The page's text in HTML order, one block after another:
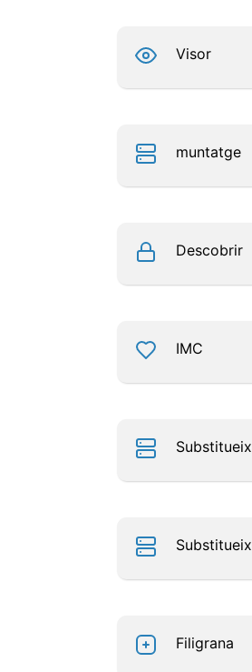
Visor
muntatge
Descobrir
IMC
Substitueix
Substitueix
Filigrana